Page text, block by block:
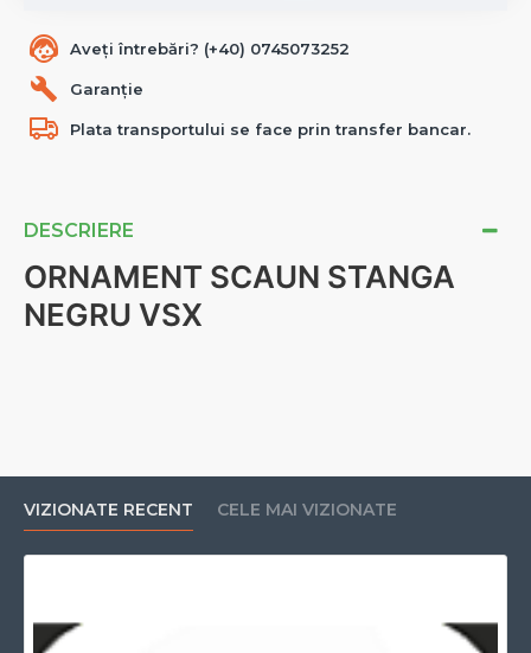
DESCRIERE
ORNAMENT SCAUN STANGA
NEGRU VSX
Aveți întrebări? (+40) 0745073252
Garanție
Plata transportului se face prin transfer bancar.
VIZIONATE RECENT CELE MAI VIZIONATE